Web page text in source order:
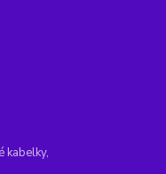
kabelky,